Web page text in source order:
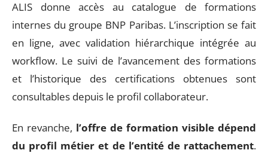
ALIS donne accès au catalogue de formations
internes du groupe BNP Paribas. L’inscription se fait
en ligne, avec validation hiérarchique intégrée au
workflow. Le suivi de l’avancement des formations
et l’historique des certifications obtenues sont
consultables depuis le profil collaborateur.
En revanche, l’offre de formation visible dépend
du profil métier et de l’entité de rattachement.